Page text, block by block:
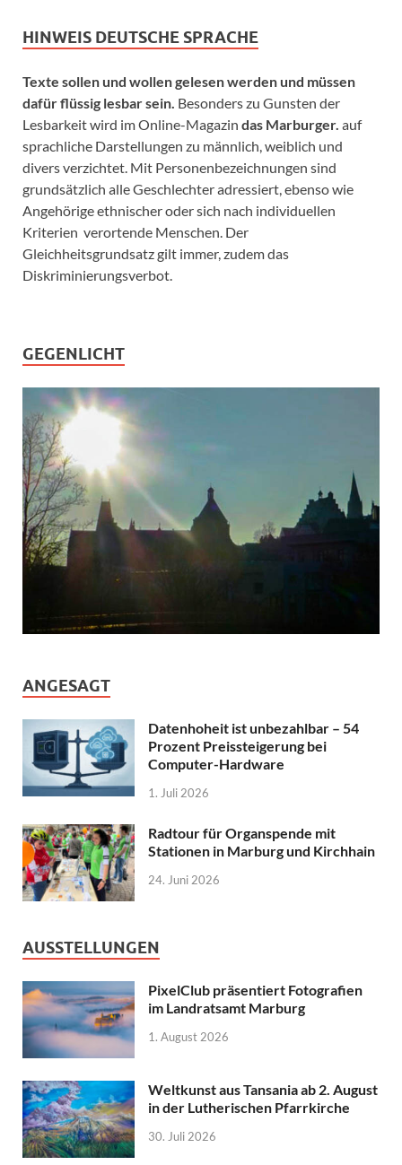
HINWEIS DEUTSCHE SPRACHE
Texte sollen und wollen gelesen werden und müssen
dafür flüssig lesbar sein. Besonders zu Gunsten der
Lesbarkeit wird im Online-Magazin das Marburger. auf
sprachliche Darstellungen zu männlich, weiblich und
divers verzichtet. Mit Personenbezeichnungen sind
grundsätzlich alle Geschlechter adressiert, ebenso wie
Angehörige ethnischer oder sich nach individuellen
Kriterien verortende Menschen. Der
Gleichheitsgrundsatz gilt immer, zudem das
Diskriminierungsverbot.
GEGENLICHT
ANGESAGT
Datenhoheit ist unbezahlbar – 54
Prozent Preissteigerung bei
Computer-Hardware
1. Juli 2026
Radtour für Organspende mit
Stationen in Marburg und Kirchhain
24. Juni 2026
AUSSTELLUNGEN
PixelClub präsentiert Fotografien
im Landratsamt Marburg
1. August 2026
Weltkunst aus Tansania ab 2. August
in der Lutherischen Pfarrkirche
30. Juli 2026